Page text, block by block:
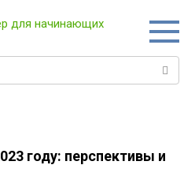
году: перспективы и